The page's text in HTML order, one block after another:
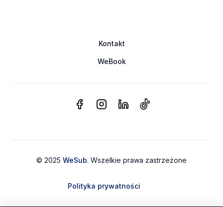
Kontakt
WeBook
© 2025 WeSub. Wszelkie prawa zastrzeżone
Polityka prywatności